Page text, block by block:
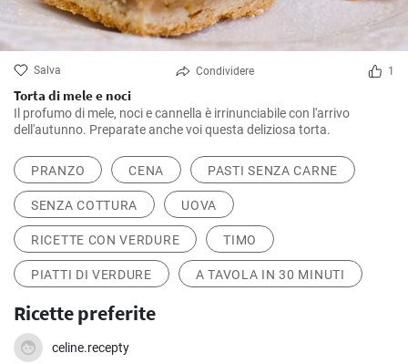
Salva Condividere 1
Torta di mele e noci
Il profumo di mele, noci e cannella è irrinunciabile con l'arrivo
dell'autunno. Preparate anche voi questa deliziosa torta.
PRANZO CENA PASTI SENZA CARNE
SENZA COTTURA UOVA
RICETTE CON VERDURE TIMO
PIATTI DI VERDURE A TAVOLA IN 30 MINUTI
Ricette preferite
celine.recepty